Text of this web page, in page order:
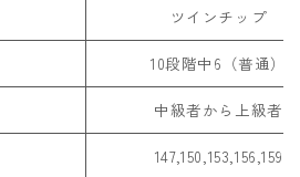
ツインチップ
10段階中6（普通）
中級者から上級者
147,150,153,156,159